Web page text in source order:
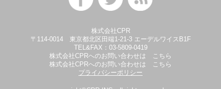
株式会社CPR
〒114-0014 東京都北区田端1-21-3 エーデルワイスB1F
TEL&FAX： 03-5809-0419
株式会社CPRへのお問い合わせは
こちら
株式会社CPRへのお問い合わせは
こちら
プライバシーポリシー